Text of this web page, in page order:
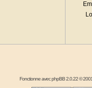
Fonctionne avecphpBB2.0.22 ©